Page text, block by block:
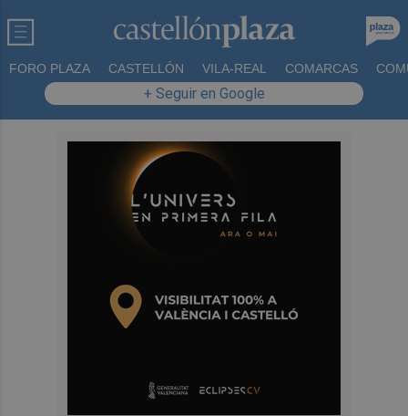
FORO PLAZA CASTELLÓN VILA-REAL COMARCAS
+ Seguir en Google